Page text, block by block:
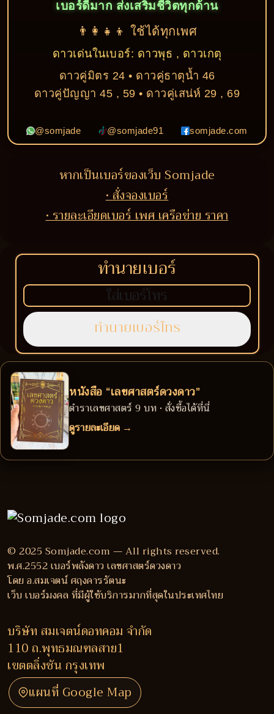
เบอร์ดีมาก ส่งเสริมชีวิตทุกด้าน
👨‍👩‍👧‍👦 ใช้ได้ทุกเพศ
ดาวเด่นในเบอร์: ดาวพุธ , ดาวเกตุ
ดาวคู่มิตร 24 • ดาวคู่ธาตุน้ำ 46
ดาวคู่ปัญญา 45 , 59 • ดาวคู่เสน่ห์ 29 , 69
@somjade @somjade91 somjade.com
หากเป็นเบอร์ของเว็บ Somjade
• สั่งจองเบอร์
• รายละเอียดเบอร์ เพศ เครือข่าย ราคา
ทำนายเบอร์
หนังสือ “เลขศาสตร์ดวงดาว”
ตำราเลขศาสตร์ 9 บท • สั่งซื้อได้ที่นี่
ดูรายละเอียด →
© 2025 Somjade.com — All rights reserved.
พ.ศ.2552 เบอร์พลังดาว เลขศาสตร์ดวงดาว
โดย อ.สมเจตน์ ศฤงคารรัตนะ
เว็บ เบอร์มงคล ที่มีผู้ใช้บริการมากที่สุดในประเทศไทย
บริษัท สมเจตน์ดอทคอม จำกัด
110 ถ.พุทธมณฑลสาย1
เขตตลิ่งชัน กรุงเทพ
แผนที่ Google Map